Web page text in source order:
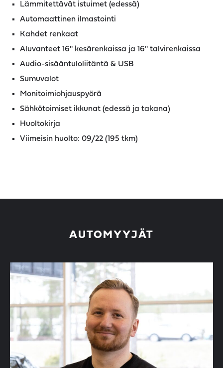
Lämmitettävät istuimet (edessä)
Automaattinen ilmastointi
Kahdet renkaat
Aluvanteet 16'' kesärenkaissa ja 16'' talvirenkaissa
Audio-sisääntuloliitäntä & USB
Sumuvalot
Monitoimiohjauspyörä
Sähkötoimiset ikkunat (edessä ja takana)
Huoltokirja
Viimeisin huolto: 09/22 (195 tkm)
AUTOMYYJÄT